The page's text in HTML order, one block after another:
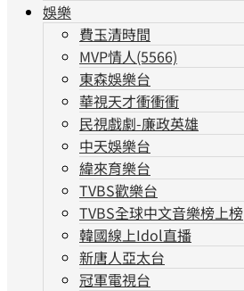
娛樂
費玉清時間
MVP情人(5566)
東森娛樂台
華視天才衝衝衝
民視戲劇-廉政英雄
中天娛樂台
緯來育樂台
TVBS歡樂台
TVBS全球中文音樂榜上榜
韓國線上Idol直播
新唐人亞太台
冠軍電視台